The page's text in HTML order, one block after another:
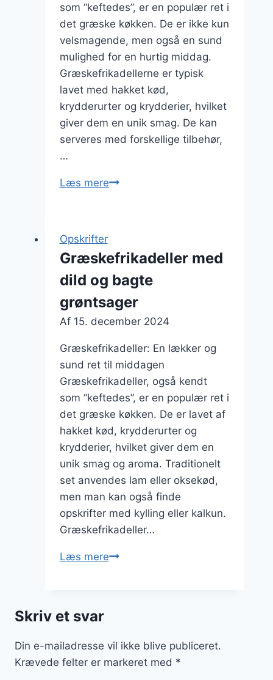
som “keftedes”, er en populær ret i
det græske køkken. De er ikke kun
velsmagende, men også en sund
mulighed for en hurtig middag.
Græskefrikadellerne er typisk
lavet med hakket kød,
krydderurter og krydderier, hvilket
giver dem en unik smag. De kan
serveres med forskellige tilbehør,
…
Læs mereGræskefrikadeller
hverdag
Opskrifter
Græskefrikadeller med
dild og bagte
grøntsager
Af 15. december 2024
Græskefrikadeller: En lækker og
sund ret til middagen
Græskefrikadeller, også kendt
som “keftedes”, er en populær ret i
det græske køkken. De er lavet af
hakket kød, krydderurter og
krydderier, hvilket giver dem en
unik smag og aroma. Traditionelt
set anvendes lam eller oksekød,
men man kan også finde
opskrifter med kylling eller kalkun.
Græskefrikadeller…
Læs mereGræskefrikadeller
Skriv et svar
Din e-mailadresse vil ikke blive publiceret.
Krævede felter er markeret med *